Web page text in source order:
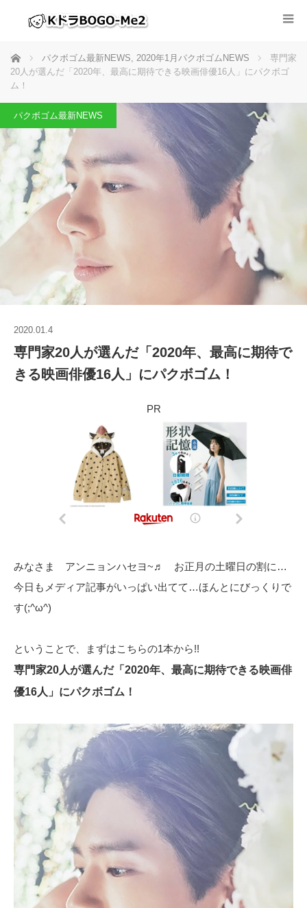
ホーム パクボゴム最新NEWS, 2020年1月パクボゴムNEWS
専門家
20人が選んだ「2020年、最高に期待できる映画俳優16人」にパクボゴ
ム！
パクボゴム最新NEWS
2020.01.4
専門家20人が選んだ「2020年、最高に期待で
きる映画俳優16人」にパクボゴム！
PR
みなさま アンニョンハセヨ~♬ お正月の土曜日の割に…
今日もメディア記事がいっぱい出てて…ほんとにびっくりで
す(;^ω^)
ということで、まずはこちらの1本から!!
専門家20人が選んだ「2020年、最高に期待できる映画俳
優16人」にパクボゴム！